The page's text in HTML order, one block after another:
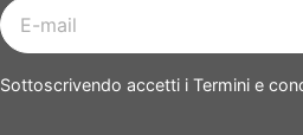
E-
mail
Sottoscrivendo accetti i Termini e